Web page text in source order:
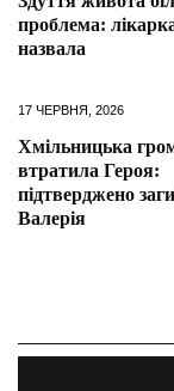
проблема:
назвала
17 ЧЕРВНЯ, 2026
Хмільницька
втратила Героя:
підтверджено
Валерія